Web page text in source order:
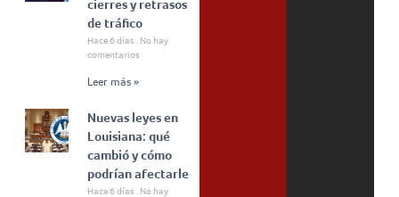
cierres y retrasos
de tráfico
Hace 6 días
No hay
comentarios
Leer más »
Nuevas leyes en
Louisiana: qué
cambió y cómo
podrían afectarle
Hace 6 días
No hay